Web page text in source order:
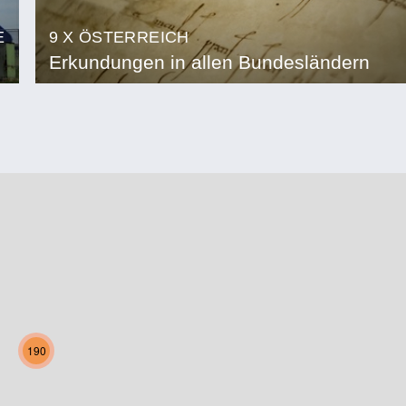
9 X ÖSTERREICH
Erkundungen in allen Bundesländern
190